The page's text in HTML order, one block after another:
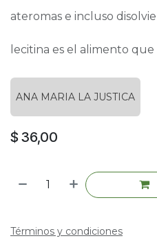
ateromas e incluso
lecitina es el alimento
ANA MARIA LA JUSTICA
$ 36,00
Términos y condiciones